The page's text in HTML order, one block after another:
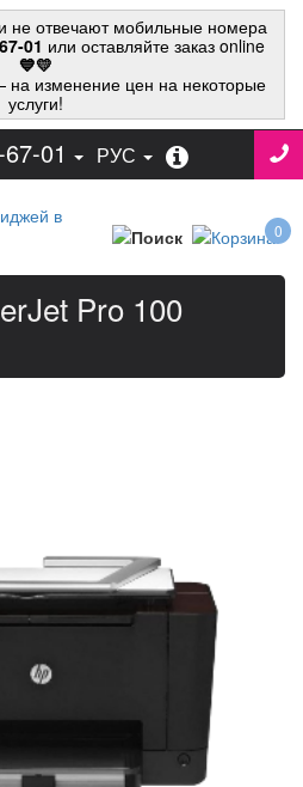
не отвечают мобильные номера
01 или оставляйте заказ online
💙💛
изменение цен на некоторые
услуги!
01 РУС
0
Pro 100